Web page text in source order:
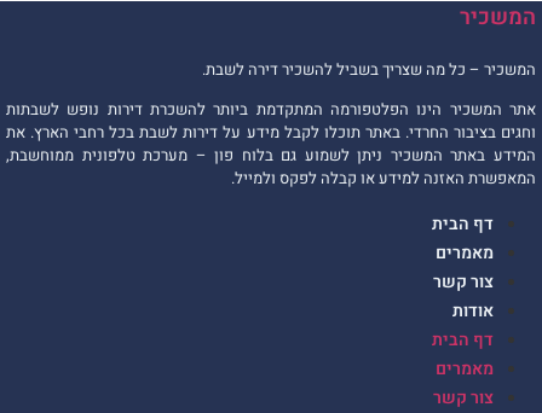
– כל מה שצריך בשביל להשכיר דירה לשבת.
המשכיר הינו הפלטפורמה המתקדמת ביותר להשכרת דירות נופש לשבתות
בציבור החרדי. באתר תוכלו לקבל מידע על דירות לשבת בכל רחבי הארץ. את
באתר המשכיר ניתן לשמוע גם בלוח פון – מערכת טלפונית ממוחשבת,
האזנה למידע או קבלה לפקס ולמייל.
דף הבית
מאמרים
צור קשר
אודות
דף הבית
מאמרים
צור קשר